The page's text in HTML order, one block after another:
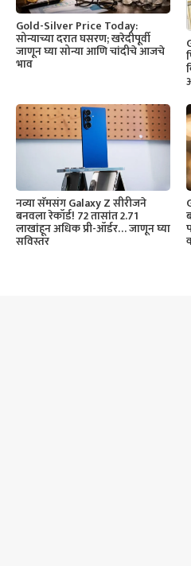
Gold-Silver Price Today:
सोन्याच्या दरात घसरण; खरेदीपूर्वी
जाणून घ्या सोन्या आणि चांदीचे आजचे
भाव
नव्या सॅमसंग Galaxy Z सीरीजने
बनवला रेकॉर्ड! 72 तासांत 2.71
लाखांहून अधिक प्री-ऑर्डर… जाणून घ्या
सविस्तर